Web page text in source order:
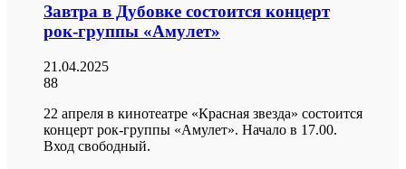
Завтра в Дубовке состоится концерт
рок-группы «Амулет»
21.04.2025
88
22 апреля в кинотеатре «Красная звезда» состоится
концерт рок-группы «Амулет». Начало в 17.00.
Вход свободный.